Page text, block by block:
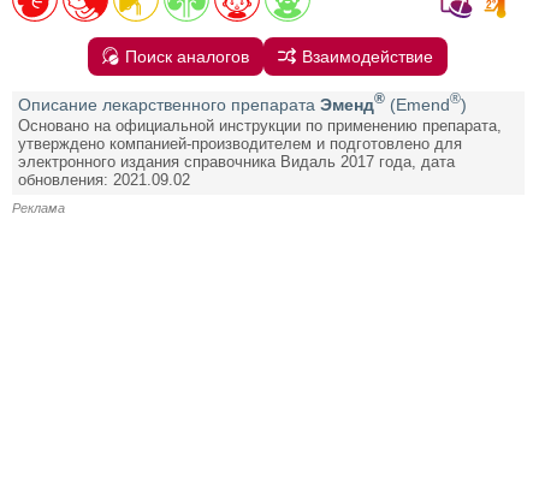
Поиск аналогов Взаимодействие
Описание лекарственного препарата Эменд® (Emend®)
Основано на официальной инструкции по применению препарата,
утверждено компанией-производителем и подготовлено для
электронного издания справочника Видаль 2017 года, дата
обновления: 2021.09.02
Реклама